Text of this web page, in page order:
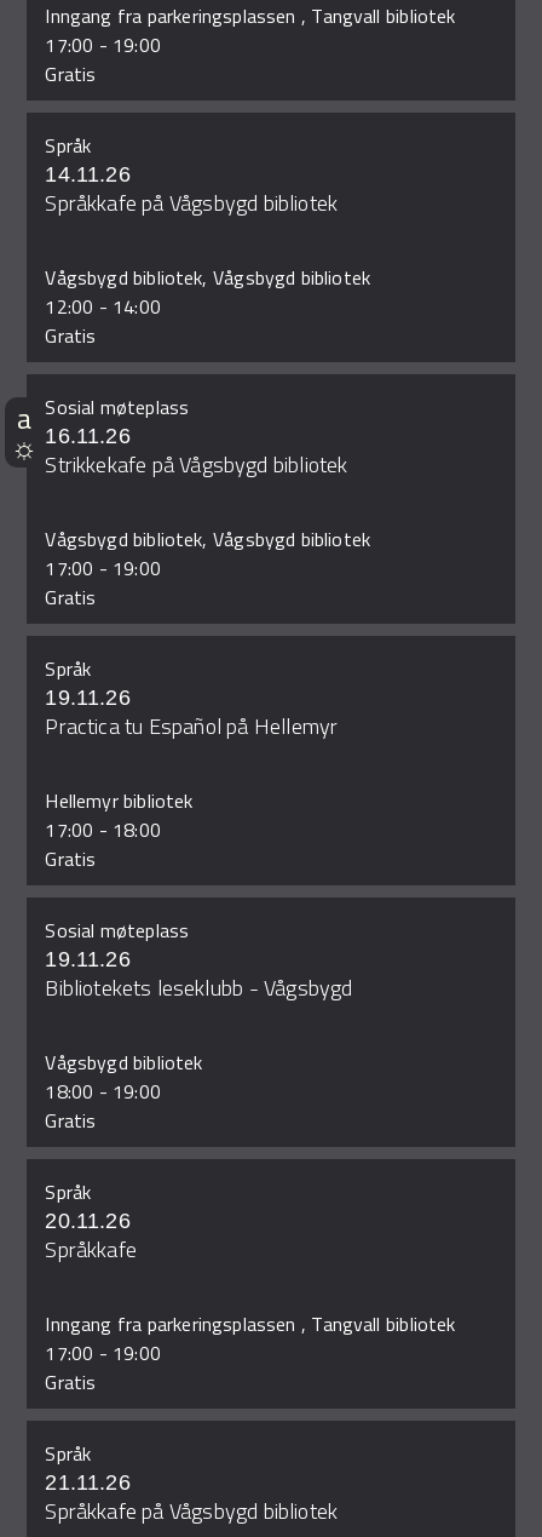
Inngang fra parkeringsplassen , Tangvall bibliotek
17:00 - 19:00
Gratis
Språk
14.11.26
Språkkafe på Vågsbygd bibliotek
Vågsbygd bibliotek, Vågsbygd bibliotek
12:00 - 14:00
Gratis
Sosial møteplass
16.11.26
Strikkekafe på Vågsbygd bibliotek
Vågsbygd bibliotek, Vågsbygd bibliotek
17:00 - 19:00
Gratis
Språk
19.11.26
Practica tu Español på Hellemyr
Hellemyr bibliotek
17:00 - 18:00
Gratis
Sosial møteplass
19.11.26
Bibliotekets leseklubb - Vågsbygd
Vågsbygd bibliotek
18:00 - 19:00
Gratis
Språk
20.11.26
Språkkafe
Inngang fra parkeringsplassen , Tangvall bibliotek
17:00 - 19:00
Gratis
Språk
21.11.26
Språkkafe på Vågsbygd bibliotek